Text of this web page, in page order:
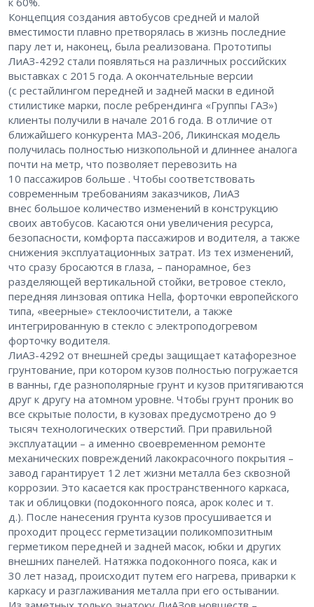
Концепция создания автобусов средней и малой
вместимости плавно претворялась в жизнь последние
пару лет и, наконец, была реализована. Прототипы
ЛиАЗ-4292 стали появляться на различных российских
выставках с 2015 года. А окончательные версии
(с рестайлингом передней и задней маски в единой
стилистике марки, после ребрендинга «Группы ГАЗ»)
клиенты получили в начале 2016 года. В отличие от
ближайшего конкурента ­МАЗ-206, Ликинская модель
получилась полностью низкопольной и длиннее аналога
почти на метр, что позволяет перевозить на
10 пассажиров больше . Чтобы соответствовать
современным требованиям заказчиков, ЛиАЗ
внес большое количество изменений в конструкцию
своих автобусов. Касаются они увеличения ресурса,
безопасности, комфорта пассажиров и водителя, а также
снижения эксплуатационных затрат. Из тех изменений,
что сразу бросаются в глаза, – панорамное, без
разделяющей вертикальной стойки, ветровое стекло,
передняя линзовая оптика Hella, форточки европейского
типа, «веерные» стеклоочистители, а также
интегрированную в стекло с электроподогревом
форточку водителя.
ЛиАЗ-4292 от внешней среды защищает катафорезное
грунтование, при котором кузов полностью погружается
в ванны, где разнополярные грунт и кузов притягиваются
друг к другу на атомном уровне. Чтобы грунт проник во
все скрытые полости, в кузовах предусмотрено до 9
тысяч технологических отверстий. При правильной
эксплуатации – а именно своевременном ремонте
механических повреждений лакокрасочного покрытия –
завод гарантирует 12 лет жизни металла без сквозной
коррозии. Это касается как пространственного каркаса,
так и облицовки (подоконного пояса, арок колес и т.
д.). После нанесения грунта кузов просушивается и
проходит процесс герметизации поликомпозитным
герметиком передней и задней масок, юбки и других
внешних панелей. Натяжка подоконного пояса, как и
30 лет назад, происходит путем его нагрева, приварки к
каркасу и разглаживания металла при его остывании.